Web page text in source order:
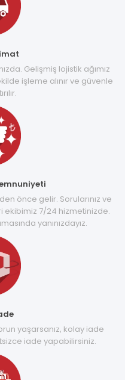
Gelişmiş lojistik ağımız
işleme alınır ve güvenle
önce gelir. Sorularınız ve
ekibimiz 7/24 hizmetinizde.
yanınızdayız.
yaşarsanız, kolay iade
iade yapabilirsiniz.